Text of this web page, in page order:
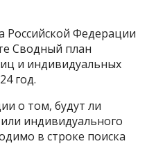
Российской Федерации
Сводный план
и индивидуальных
год.
о том, будут ли
индивидуального
в строке поиска